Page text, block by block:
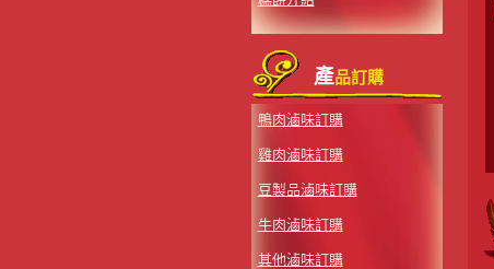
產品訂購
鴨肉滷味訂購
雞肉滷味訂購
豆製品滷味訂購
牛肉滷味訂購
其他滷味訂購